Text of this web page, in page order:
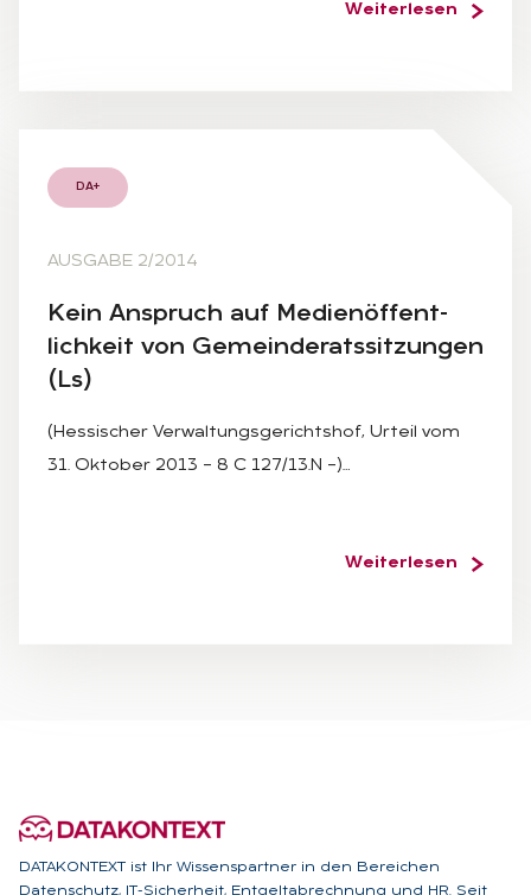
Weiterlesen
DA+
AUSGABE 2/2014
Kein An­spruch auf Me­di­en­öf­fent­
lich­keit von Ge­mein­de­rats­sit­zun­gen
(Ls)
(Hessischer Verwaltungsgerichtshof, Urteil vom
31. Oktober 2013 – 8 C 127/13.N –)…
Weiterlesen
DATAKONTEXT ist Ihr Wissenspartner in den Bereichen
Datenschutz, IT-Sicherheit, Entgeltabrechnung und HR. Seit